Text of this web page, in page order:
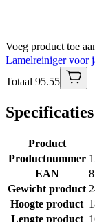
Voeg product toe
Lamelreiniger voor
Totaal 95.55
Specificaties
Product
Productnummer
EAN
Gewicht product
Hoogte product
Lengte product